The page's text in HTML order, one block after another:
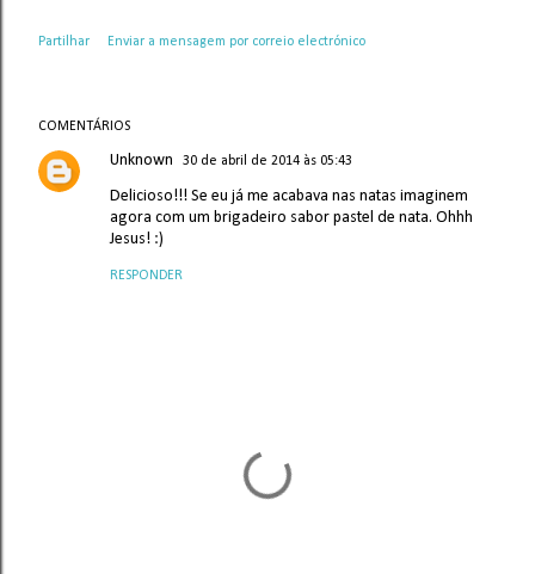
Partilhar Enviar a mensagem por correio electrónico
COMENTÁRIOS
Unknown 30 de abril de 2014 às 05:43
Delicioso!!! Se eu já me acabava nas natas imaginem
agora com um brigadeiro sabor pastel de nata. Ohhh
Jesus! :)
RESPONDER